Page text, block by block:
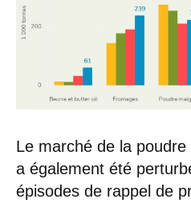
Le marché de la
a également été
épisodes de rappel de